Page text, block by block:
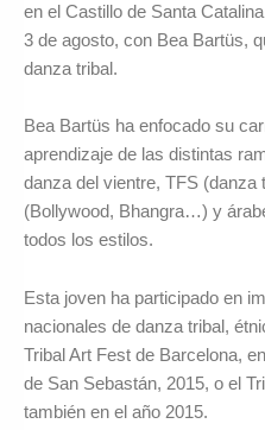
en el Castillo de Santa
3 de agosto, con Bea Bartüs,
danza tribal.
Bea Bartüs ha enfocado su
aprendizaje de las distintas
danza del vientre, TFS (danza
(Bollywood, Bhangra…) y
todos los estilos.
Esta joven ha participado en
nacionales de danza tribal,
Tribal Art Fest de Barcelona,
de San Sebastán, 2015, o el
también en el año 2015.